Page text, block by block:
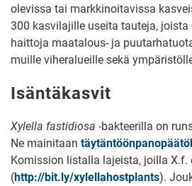
olevissa tai markkinoitavissa
300 kasvilajille useita tauteja,
haittoja maatalous- ja
muille viheralueille sekä
Isäntäkasvit
Xylella fastidiosa -bakteerilla on
Ne mainitaan
Komission listalla lajeista, joilla X.f.
(http://bit.ly/xylellahostplants).